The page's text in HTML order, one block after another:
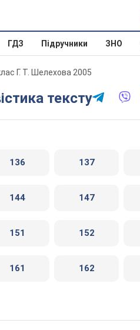
ГДЗ Підручники ЗНО
Г. Т. Шелехова 2005
тексту
136 137
144 147
151 152
161 162